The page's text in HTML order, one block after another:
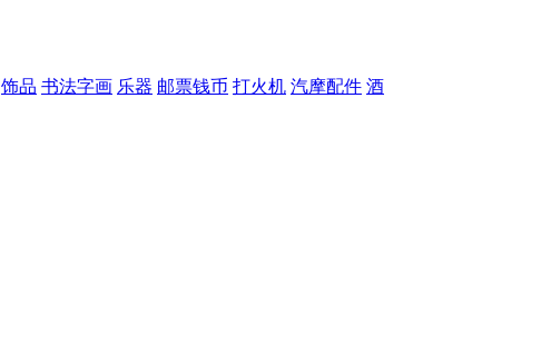
饰品 书法字画 乐器 邮票钱币 打火机 汽摩配件 酒